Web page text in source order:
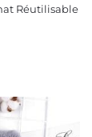
Réutilisable